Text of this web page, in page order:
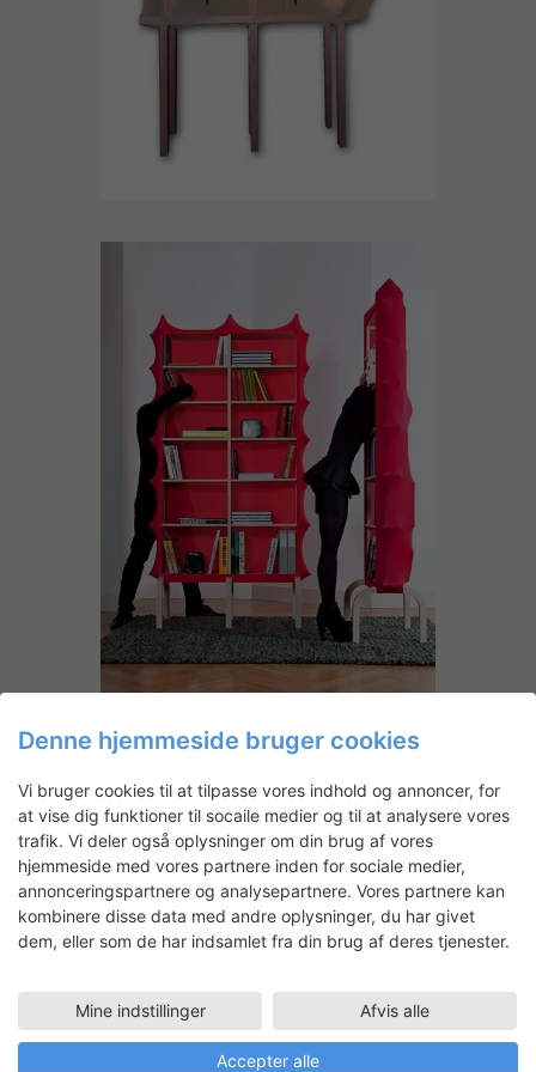
Denne hjemmeside bruger cookies
Vi bruger cookies til at tilpasse vores indhold og annoncer, for
at vise dig funktioner til socaile medier og til at analysere vores
trafik. Vi deler også oplysninger om din brug af vores
hjemmeside med vores partnere inden for sociale medier,
annonceringspartnere og analysepartnere. Vores partnere kan
kombinere disse data med andre oplysninger, du har givet
dem, eller som de har indsamlet fra din brug af deres tjenester.
Mine indstillinger Afvis alle
Accepter alle